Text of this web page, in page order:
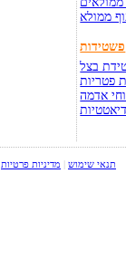
ממולא
פשטידות
בצל
פטריות
אדמה
תנאי שימוש מדיניות פרטיות